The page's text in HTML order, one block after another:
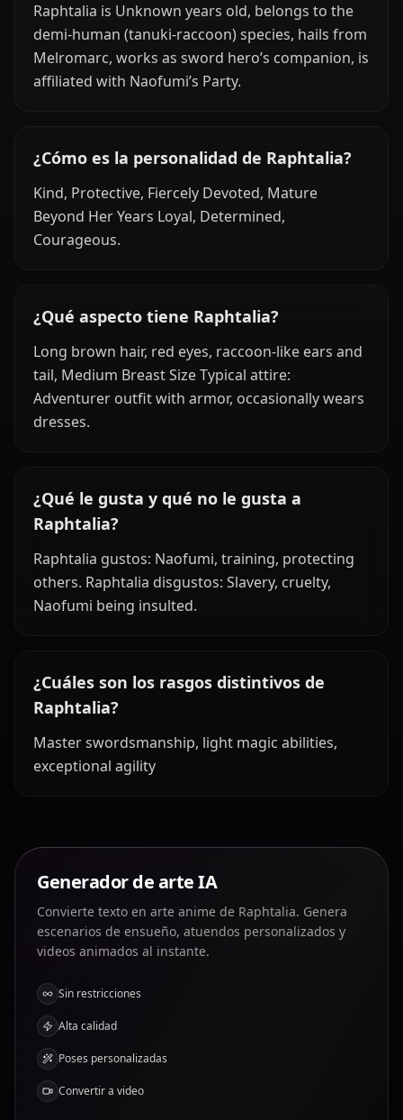
Raphtalia is Unknown years old, belongs to the
demi-human (tanuki-raccoon) species, hails from
Melromarc, works as sword hero’s companion, is
affiliated with Naofumi’s Party.
¿Cómo es la personalidad de Raphtalia?
Kind, Protective, Fiercely Devoted, Mature
Beyond Her Years Loyal, Determined,
Courageous.
¿Qué aspecto tiene Raphtalia?
Long brown hair, red eyes, raccoon-like ears and
tail, Medium Breast Size Typical attire:
Adventurer outfit with armor, occasionally wears
dresses.
¿Qué le gusta y qué no le gusta a
Raphtalia?
Raphtalia gustos: Naofumi, training, protecting
others. Raphtalia disgustos: Slavery, cruelty,
Naofumi being insulted.
¿Cuáles son los rasgos distintivos de
Raphtalia?
Master swordsmanship, light magic abilities,
exceptional agility
Generador de arte IA
Convierte texto en arte anime de Raphtalia. Genera
escenarios de ensueño, atuendos personalizados y
videos animados al instante.
Sin restricciones
Alta calidad
Poses personalizadas
Convertir a video